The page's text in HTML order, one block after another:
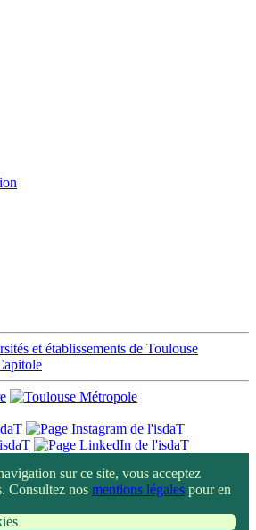
sur ce site, vous acceptez
Consultez nos mentions légales pour en